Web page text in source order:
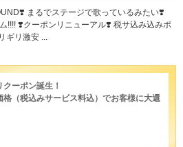
まるでステージで歌っているみたい❣️
!!!! ❣️クーポンリニューアル❣️ 税サ込み込みポ
ギリ激安 ...
ーポン誕生！
（税込みサービス料込）でお客様に大還